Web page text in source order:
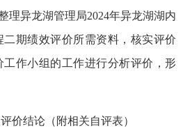
理异龙湖管理局2024年异龙湖湖内
期绩效评价所需资料，核实评价
作小组的工作进行分析评价，形
价结论（附相关自评表）